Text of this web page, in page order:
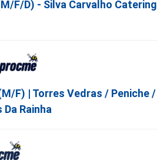
f/d) - Silva Carvalho Catering
f) | Torres Vedras / Peniche /
Da Rainha